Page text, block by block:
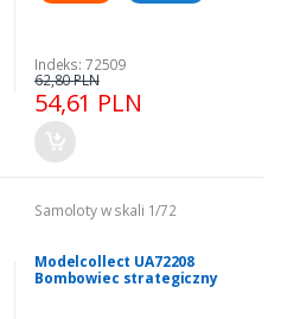
Indeks: 72509
54,61 PLN
62,80 PLN
Samoloty w skali 1/72
Modelcollect UA72208
Bombowiec strategiczny